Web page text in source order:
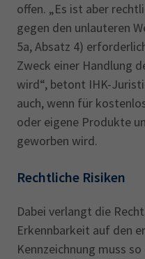
offen. „Es ist aber
gegen den unlauteren
5a, Absatz 4)
Zweck einer Handlung
wird“, betont IHK-
auch, wenn für
oder eigene Produkte
geworben wird.
Rechtliche Risiken
Dabei verlangt die
Erkennbarkeit auf den
Kennzeichnung muss